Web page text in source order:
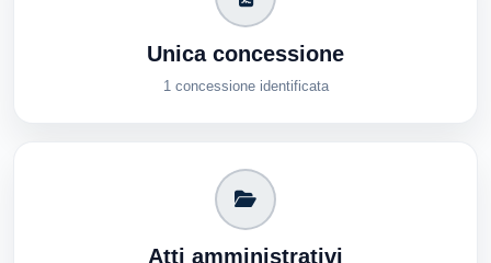
Unica concessione
1 concessione identificata
Atti amministrativi